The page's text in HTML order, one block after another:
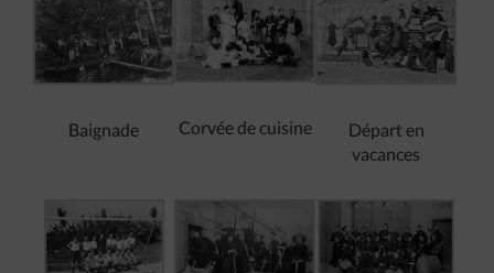
Baignade Corvée de cuisine
Départ en
vacances